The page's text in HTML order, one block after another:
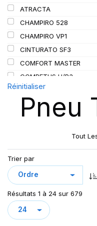
105
106
107
108
109
110
111
114
ATRACTA
CHAMPIRO 528
CHAMPIRO VP1
CINTURATO SF3
COMFORT MASTER
COMPETUS H/P3
CORONA
CROSS WIND
CROSS WIND HP010
DRIVEWAYS
DRIVEWAYS SPORT
DRIVEWAYS SPORT (+)
DYNAXER HP3
DYNAXER HP4
Réinitialiser
Pneu
Tout
Trier par
Résultats 1 à 24 sur 679